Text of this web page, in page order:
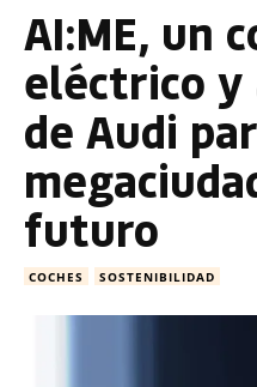
AI:ME, un
eléctrico y
de Audi
futuro
COCHES SOSTENIBILIDAD